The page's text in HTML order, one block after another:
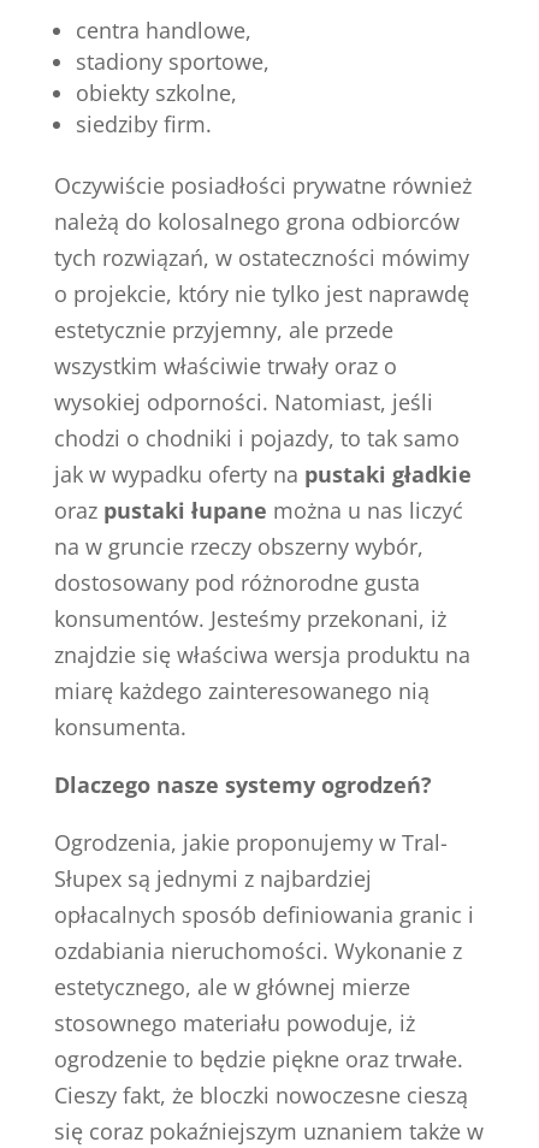
centra handlowe,
stadiony sportowe,
obiekty szkolne,
siedziby firm.
Oczywiście posiadłości prywatne również
należą do kolosalnego grona odbiorców
tych rozwiązań, w ostateczności mówimy
o projekcie, który nie tylko jest naprawdę
estetycznie przyjemny, ale przede
wszystkim właściwie trwały oraz o
wysokiej odporności. Natomiast, jeśli
chodzi o chodniki i pojazdy, to tak samo
jak w wypadku oferty na pustaki gładkie
oraz pustaki łupane można u nas liczyć
na w gruncie rzeczy obszerny wybór,
dostosowany pod różnorodne gusta
konsumentów. Jesteśmy przekonani, iż
znajdzie się właściwa wersja produktu na
miarę każdego zainteresowanego nią
konsumenta.
Dlaczego nasze systemy ogrodzeń?
Ogrodzenia, jakie proponujemy w Tral-
Słupex są jednymi z najbardziej
opłacalnych sposób definiowania granic i
ozdabiania nieruchomości. Wykonanie z
estetycznego, ale w głównej mierze
stosownego materiału powoduje, iż
ogrodzenie to będzie piękne oraz trwałe.
Cieszy fakt, że bloczki nowoczesne cieszą
się coraz pokaźniejszym uznaniem także w